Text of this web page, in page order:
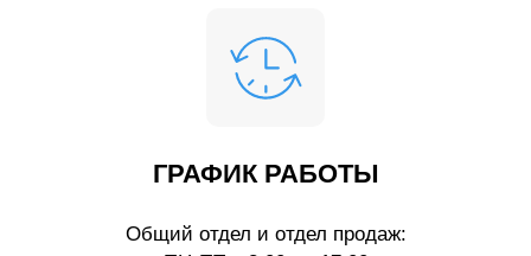
ГРАФИК РАБОТЫ
Общий отдел и отдел продаж: